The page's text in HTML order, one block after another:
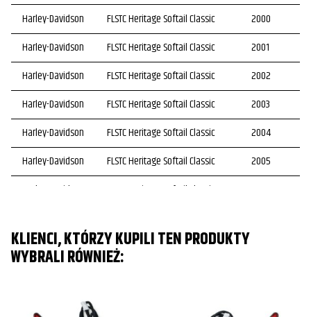
Harley-Davidson
FLSTC Heritage Softail Classic
2000
Harley-Davidson
FLSTC Heritage Softail Classic
2001
Harley-Davidson
FLSTC Heritage Softail Classic
2002
Harley-Davidson
FLSTC Heritage Softail Classic
2003
Harley-Davidson
FLSTC Heritage Softail Classic
2004
Harley-Davidson
FLSTC Heritage Softail Classic
2005
Harley-Davidson
FLSTC Heritage Softail Classic
Harley-Davidson
FLSTC Heritage Softail Classic
Harley-Davidson
KLIENCI, KTÓRZY KUPILI TEN PRODUKTY
WYBRALI RÓWNIEŻ: